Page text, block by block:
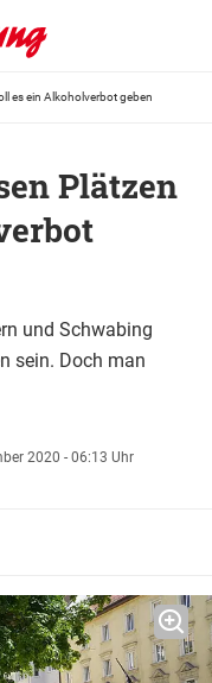
es ein Alkoholverbot geben
Plätzen
und Schwabing
sein. Doch man
2020 - 06:13 Uhr